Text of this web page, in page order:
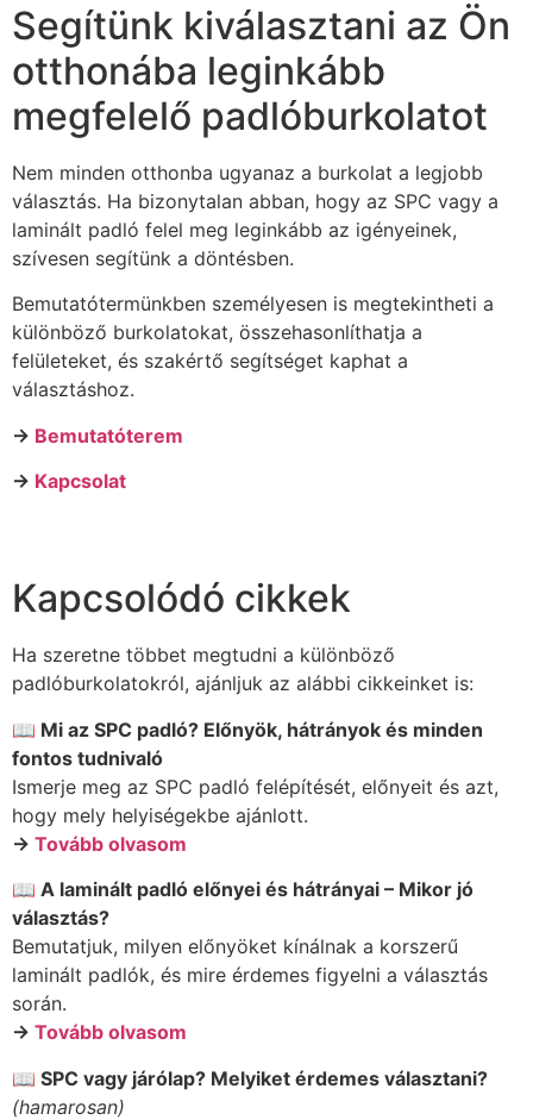
Segítünk kiválasztani az Ön
otthonába leginkább
megfelelő padlóburkolatot
Nem minden otthonba ugyanaz a burkolat a legjobb
választás. Ha bizonytalan abban, hogy az SPC vagy a
laminált padló felel meg leginkább az igényeinek,
szívesen segítünk a döntésben.
Bemutatótermünkben személyesen is megtekintheti a
különböző burkolatokat, összehasonlíthatja a
felületeket, és szakértő segítséget kaphat a
választáshoz.
→ Bemutatóterem
→ Kapcsolat
Kapcsolódó cikkek
Ha szeretne többet megtudni a különböző
padlóburkolatokról, ajánljuk az alábbi cikkeinket is:
📖 Mi az SPC padló? Előnyök, hátrányok és minden
fontos tudnivaló
Ismerje meg az SPC padló felépítését, előnyeit és azt,
hogy mely helyiségekbe ajánlott.
→ Tovább olvasom
📖 A laminált padló előnyei és hátrányai – Mikor jó
választás?
Bemutatjuk, milyen előnyöket kínálnak a korszerű
laminált padlók, és mire érdemes figyelni a választás
során.
→ Tovább olvasom
📖 SPC vagy járólap? Melyiket érdemes választani?
(hamarosan)